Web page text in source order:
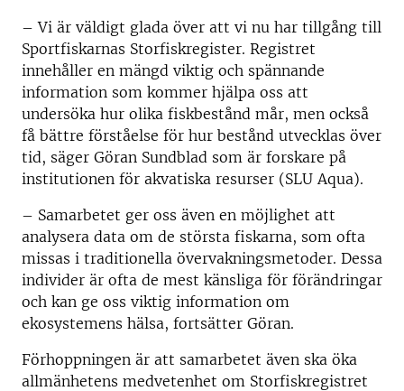
–Vi är väldigt glada över att vi nu har tillgång till
Sportfiskarnas Storfiskregister. Registret
innehåller en mängd viktig och spännande
information som kommer hjälpa oss att
undersöka hur olika fiskbestånd mår, men också
få bättre förståelse för hur bestånd utvecklas över
tid, säger Göran Sundblad som är forskare på
institutionen för akvatiska resurser (SLU Aqua).
– Samarbetet ger oss även en möjlighet att
analysera data om de största fiskarna, som ofta
missas i traditionella övervakningsmetoder. Dessa
individer är ofta de mest känsliga för förändringar
och kan ge oss viktig information om
ekosystemens hälsa, fortsätter Göran.
Förhoppningen är att samarbetet även ska öka
allmänhetens medvetenhet om Storfiskregistret